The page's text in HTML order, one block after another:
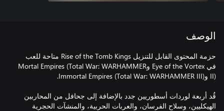
الوصف
حزمة المحتوى القابل للتنزيل Rise of the Tomb Kings متاحة للعب
في Eye of the Vortex وMortal Empires (Total War: WARHAMMER
قُد أربعة لوردات أسطوريين جدد بالإضافة إلى جحافل من المحاربين
الهيكليين، وسلاح الفرسان، والعربات الحربية، والمنشآت الحجرية